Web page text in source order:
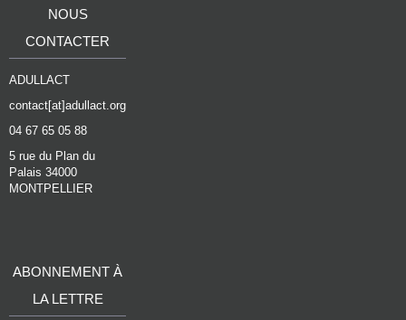
NOUS
CONTACTER
ADULLACT
contact[at]adullact.org
04 67 65 05 88
5 rue du Plan du
Palais 34000
MONTPELLIER
ABONNEMENT À
LA LETTRE